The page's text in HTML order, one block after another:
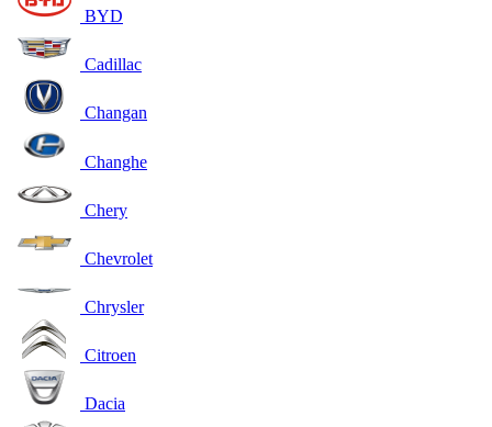
BYD
Cadillac
Changan
Changhe
Chery
Chevrolet
Chrysler
Citroen
Dacia